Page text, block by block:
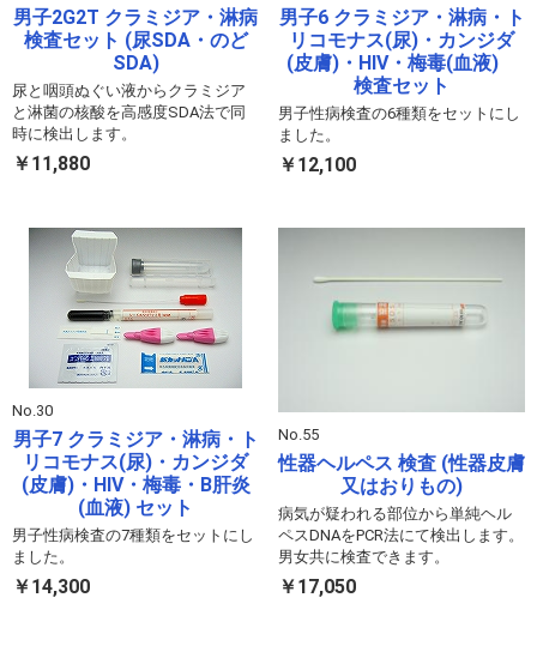
男子2G2T クラミジア・淋病
検査セット (尿SDA・のど
SDA)
尿と咽頭ぬぐい液からクラミジア
と淋菌の核酸を高感度SDA法で同
時に検出します。
￥11,880
男子6 クラミジア・淋病・ト
リコモナス(尿)・カンジダ
(皮膚)・HIV・梅毒(血液)
検査セット
男子性病検査の6種類をセットにし
ました。
￥12,100
No.30
男子7 クラミジア・淋病・ト
リコモナス(尿)・カンジダ
(皮膚)・HIV・梅毒・B肝炎
(血液) セット
男子性病検査の7種類をセットにし
ました。
￥14,300
No.55
性器ヘルペス 検査 (性器皮膚
又はおりもの)
病気が疑われる部位から単純ヘル
ペスDNAをPCR法にて検出します。
男女共に検査できます。
￥17,050